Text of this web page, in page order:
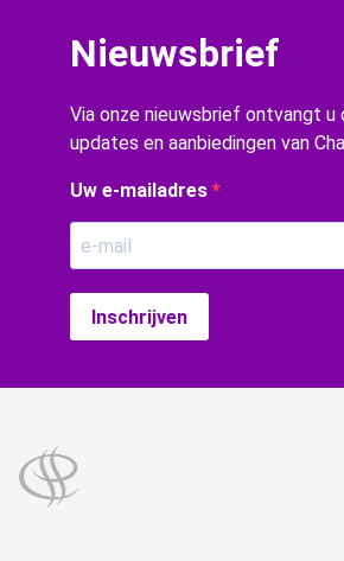
Nieuwsbrief
Via onze nieuwsbrief ontvangt
updates en aanbiedingen van
Uw e-mailadres
Inschrijven